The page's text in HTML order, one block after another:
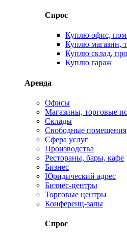
Спрос
Куплю офис,
Куплю магазин,
Куплю склад,
Куплю гараж
Аренда
Офисы
Магазины, торговые
Склады
Свободные помещения
Сфера услуг
Производства
Рестораны, бары, кафе
Бизнес
Юридический адрес
Бизнес-центры
Торговые центры
Конференц-залы
Спрос